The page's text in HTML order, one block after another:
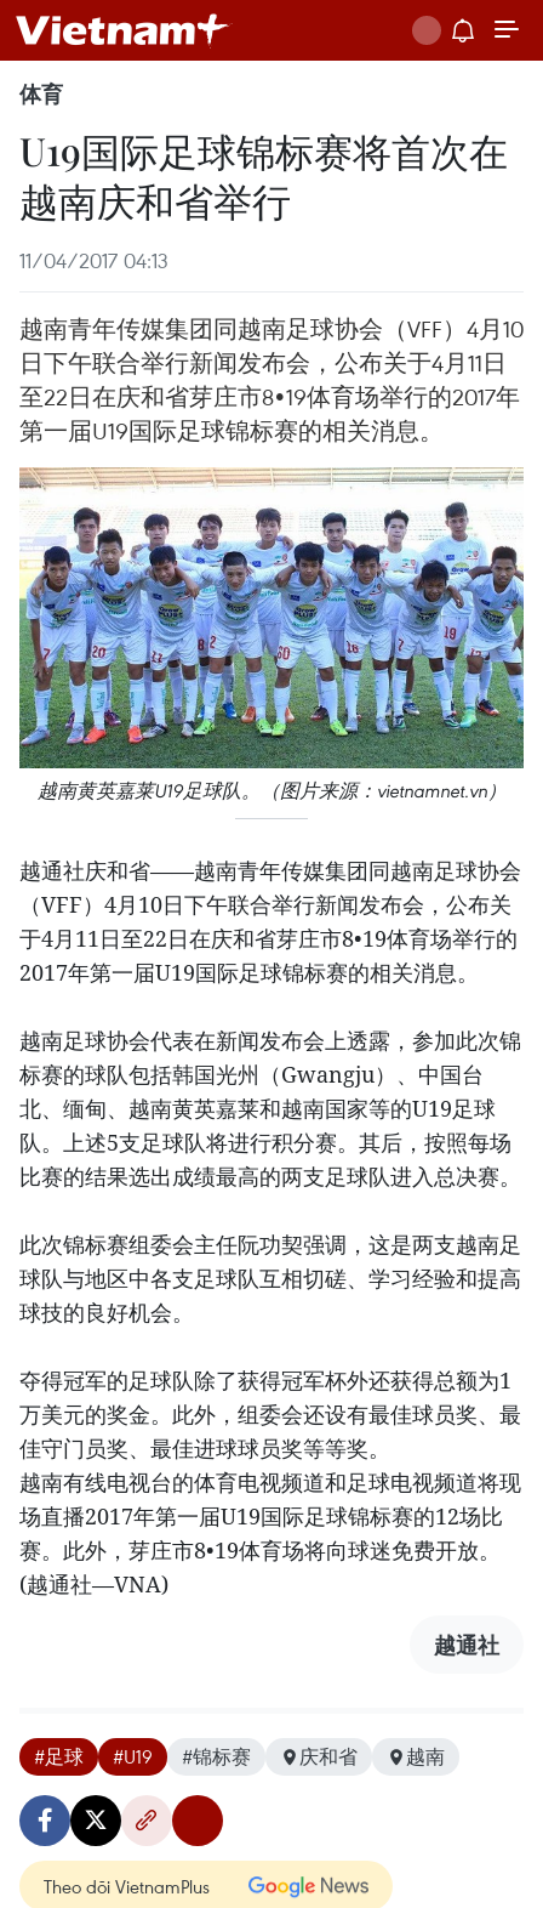
体育
U19国际足球锦标赛将首次在
越南庆和省举行
11/04/2017 04:13
越南青年传媒集团同越南足球协会（VFF）4月10
日下午联合举行新闻发布会，公布关于4月11日
至22日在庆和省芽庄市8•19体育场举行的2017年
第一届U19国际足球锦标赛的相关消息。
越南黄英嘉莱U19足球队。（图片来源：vietnamnet.vn）
越通社庆和省——越南青年传媒集团同越南足球协会
（VFF）4月10日下午联合举行新闻发布会，公布关
于4月11日至22日在庆和省芽庄市8•19体育场举行的
2017年第一届U19国际足球锦标赛的相关消息。
越南足球协会代表在新闻发布会上透露，参加此次锦
标赛的球队包括韩国光州（Gwangju）、中国台
北、缅甸、越南黄英嘉莱和越南国家等的U19足球
队。上述5支足球队将进行积分赛。其后，按照每场
比赛的结果选出成绩最高的两支足球队进入总决赛。
此次锦标赛组委会主任阮功契强调，这是两支越南足
球队与地区中各支足球队互相切磋、学习经验和提高
球技的良好机会。
夺得冠军的足球队除了获得冠军杯外还获得总额为1
万美元的奖金。此外，组委会还设有最佳球员奖、最
佳守门员奖、最佳进球球员奖等等奖。
越南有线电视台的体育电视频道和足球电视频道将现
场直播2017年第一届U19国际足球锦标赛的12场比
赛。此外，芽庄市8•19体育场将向球迷免费开放。
(越通社—VNA)
越通社
#足球 #U19 #锦标赛 庆和省 越南
Theo dõi VietnamPlus